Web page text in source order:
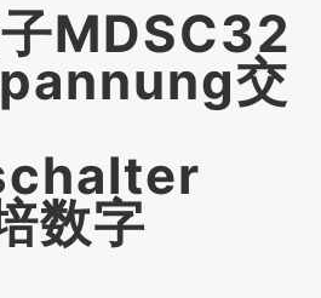
MDSC32
交
数字